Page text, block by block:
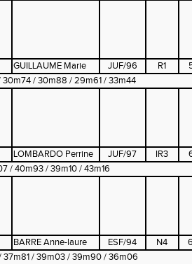
GUILLAUME Marie JUF/96 R1
30m74 / 30m88 / 29m61 / 33m44
LOMBARDO Perrine JUF/97 IR3
/ 40m93 / 39m10 / 43m16
BARRE Anne-laure ESF/94 N4
37m81 / 39m03 / 39m90 / 36m06